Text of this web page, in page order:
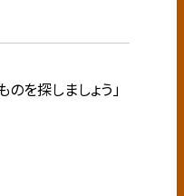
を探しましょう」